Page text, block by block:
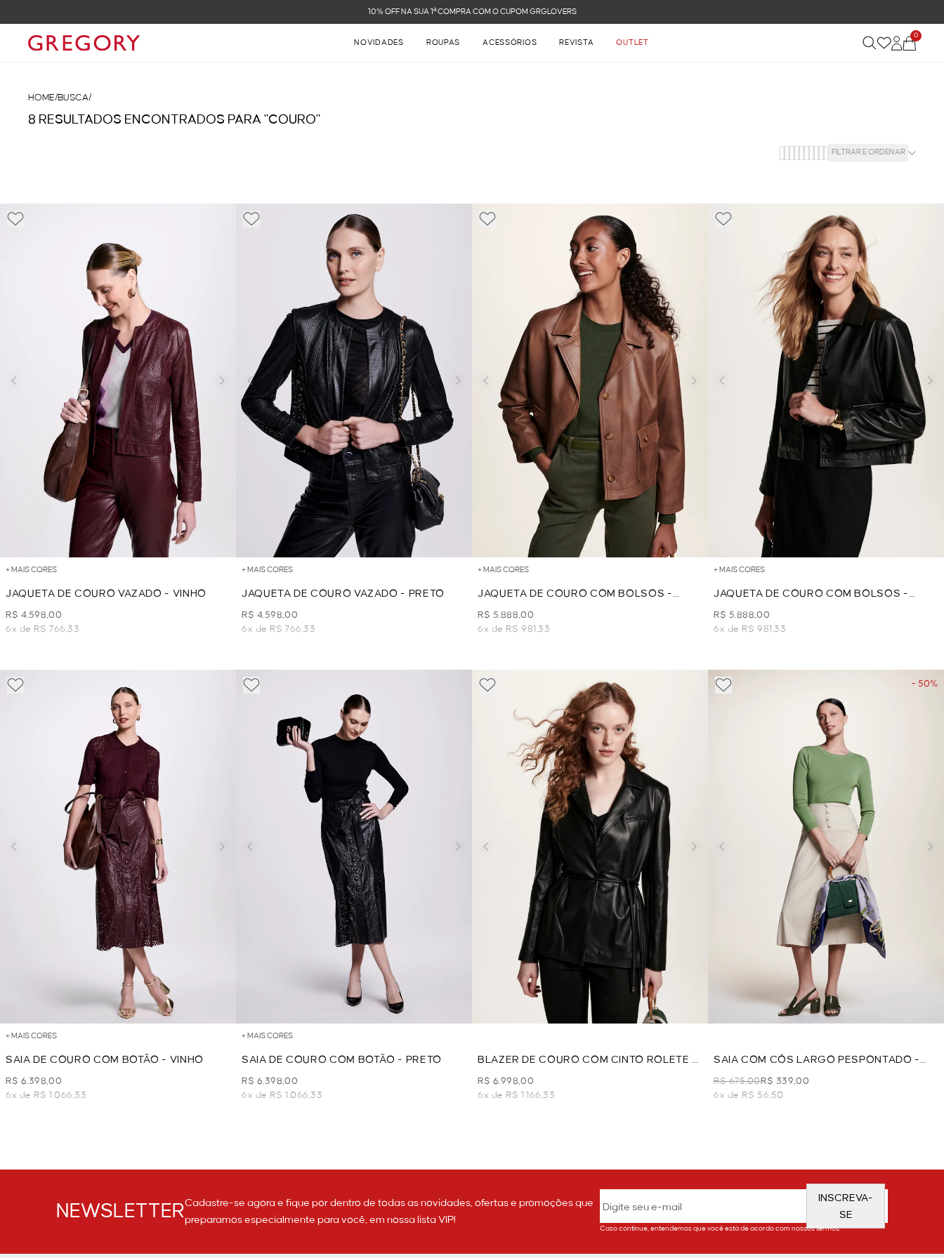
NOVIDADES ROUPAS ACESSÓRIOS REVISTA OUTLET
0
HOME/BUSCA/
8 RESULTADOS ENCONTRADOS PARA "COURO"
FILTRAR E ORDENAR
+ MAIS CORES
JAQUETA DE COURO VAZADO - VINHO
R$ 4.598,00
6x de R$ 766,33
+ MAIS CORES
JAQUETA DE COURO VAZADO - PRETO
R$ 4.598,00
6x de R$ 766,33
+ MAIS CORES
JAQUETA DE COURO COM BOLSOS -
CARAMELO
R$ 5.888,00
6x de R$ 981,33
+ MAIS CORES
JAQUETA DE COURO COM BOLSOS -
PRETO
R$ 5.888,00
6x de R$ 981,33
+ MAIS CORES
SAIA DE COURO COM BOTÃO - VINHO
R$ 6.398,00
6x de R$ 1.066,33
+ MAIS CORES
SAIA DE COURO COM BOTÃO - PRETO
R$ 6.398,00
6x de R$ 1.066,33
BLAZER DE COURO COM CINTO ROLETE -
PRETO
R$ 6.998,00
6x de R$ 1.166,33
- 50%
SAIA COM CÓS LARGO PESPONTADO -
AREIA
R$ 675,00R$ 339,00
6x de R$ 56,50
NEWSLETTERCadastre-se agora e fique por dentro de todas as novidades, ofertas e promoções que
preparamos especialmente para você, em nossa lista VIP!
INSCREVA-
SE
Caso continue, entendemos que você está de acordo com nossos termos.